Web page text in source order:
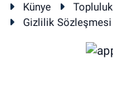
Künye
Gizlilik Sözleşmesi